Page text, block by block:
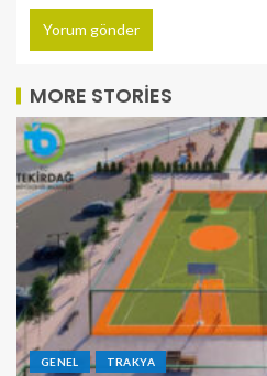
MORE STORIES
GENEL TRAKYA